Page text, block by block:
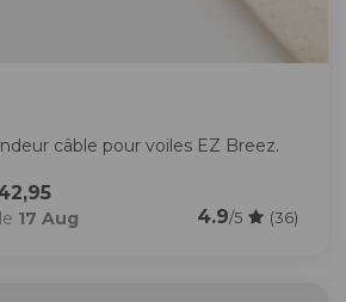
câble pour voiles EZ Breez.
17 Aug 4.9/5 (36)